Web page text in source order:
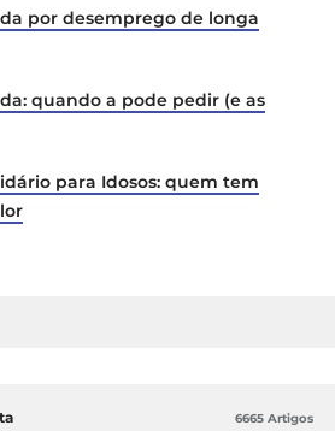
por desemprego de longa
quando a pode pedir (e as
para Idosos: quem tem
6665 Artigos